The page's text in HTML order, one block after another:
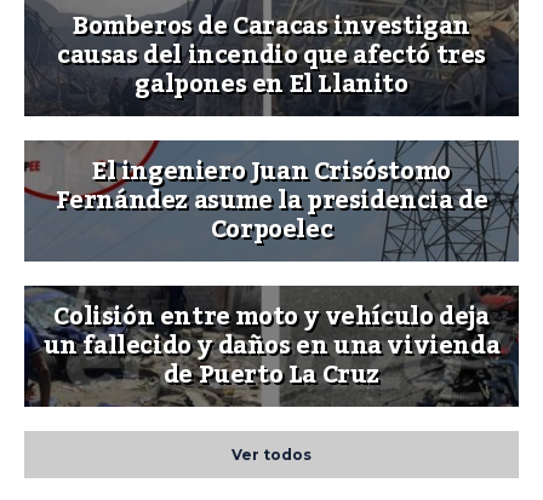
Bomberos de Caracas investigan
causas del incendio que afectó tres
galpones en El Llanito
El ingeniero Juan Crisóstomo
Fernández asume la presidencia de
Corpoelec
Colisión entre moto y vehículo deja
un fallecido y daños en una vivienda
de Puerto La Cruz
Ver todos